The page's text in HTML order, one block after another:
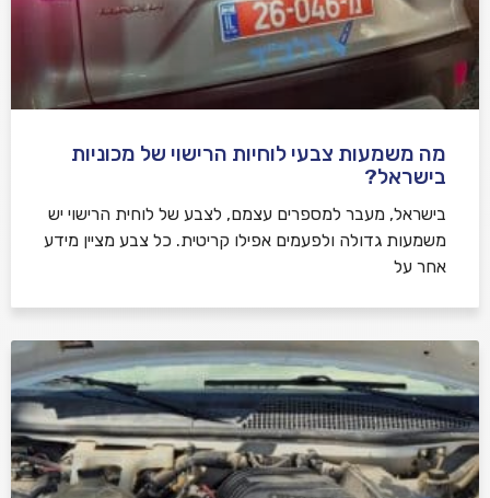
מה משמעות צבעי לוחיות הרישוי של מכוניות
בישראל?
בישראל, מעבר למספרים עצמם, לצבע של לוחית הרישוי יש
משמעות גדולה ולפעמים אפילו קריטית. כל צבע מציין מידע
אחר על